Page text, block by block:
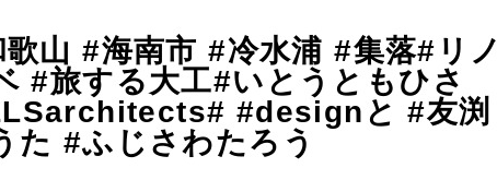
山 #海南市 #冷水浦 #集落#リノ
#旅する大工#いとうともひさ
#designと #友渕
た #ふじさわたろう